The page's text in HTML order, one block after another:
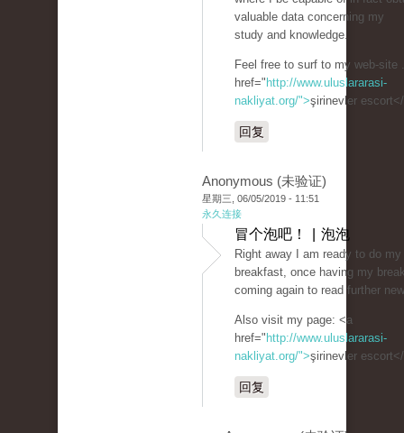
valuable data concerning my
study and knowledge.
Feel free to surf to my web-site
href=" http://www.uluslararasi-
nakliyat.org/">şirinevler
回复
Anonymous (未验证)
星期三, 06/05/2019 - 11:51
永久连接
冒个泡吧！ | 泡泡
Right away I am ready to do my
breakfast, once having my
coming again to read further
Also visit my page: <a
href=" http://www.uluslararasi-
nakliyat.org/">şirinevler
回复